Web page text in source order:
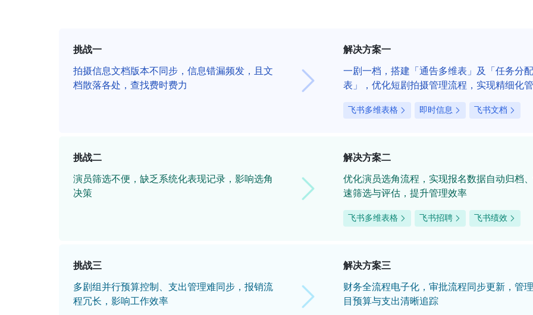
挑战一
拍摄信息文档版本不同步，信息错漏频发，且文
档散落各处，查找费时费力
解决方案一
一剧一档，搭建「通告多维表」及「任务分配
表」，优化短剧拍摄管理流程，实现精细化
飞书多维表格 即时信息 飞书文档
挑战二
演员筛选不便，缺乏系统化表现记录，影响选角
决策
解决方案二
优化演员选角流程，实现报名数据自动归档
速筛选与评估，提升管理效率
飞书多维表格 飞书招聘 飞书绩效
挑战三
多剧组并行预算控制、支出管理难同步，报销流
程冗长，影响工作效率
解决方案三
财务全流程电子化，审批流程同步更新，管
目预算与支出清晰追踪